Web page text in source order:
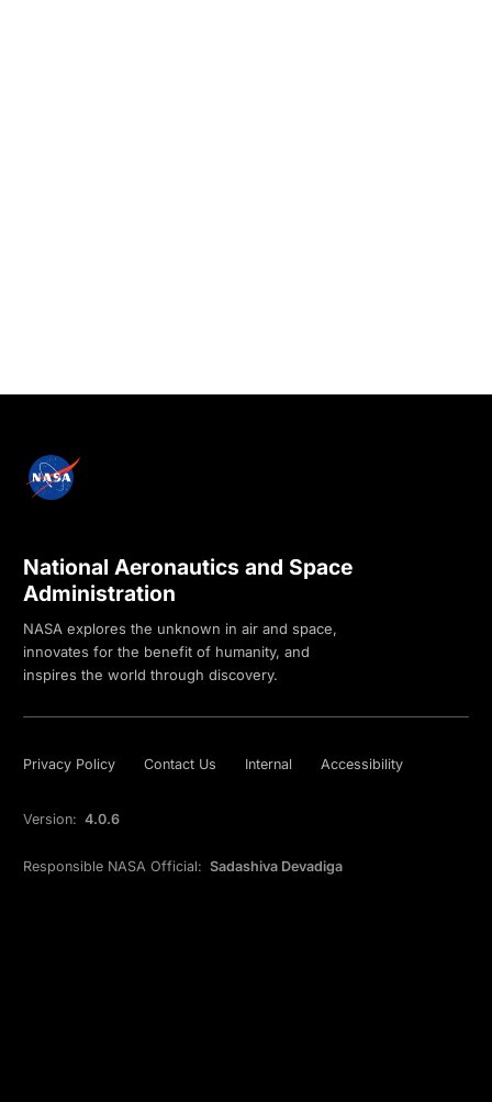
National Aeronautics and Space
Administration
NASA explores the unknown in air and space,
innovates for the benefit of humanity, and
inspires the world through discovery.
Privacy Policy Contact Us Internal Accessibility
Version: 4.0.6
Responsible NASA Official: Sadashiva Devadiga